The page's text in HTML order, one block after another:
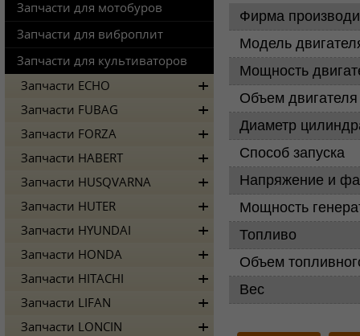
Фирма
Модель
Мощность
Объем двигателя
Диаметр
Способ запуска
Напряжение и
Мощность
Топливо
Объем
Вес
Запчасти для мотобуров
Запчасти для виброплит
Запчасти для культиваторов
Запчасти ECHO
Запчасти FUBAG
Запчасти FORZA
Запчасти HABERT
Запчасти HUSQVARNA
Запчасти HUTER
Запчасти HYUNDAI
Запчасти HONDA
Запчасти HITACHI
Запчасти LIFAN
Запчасти LONCIN